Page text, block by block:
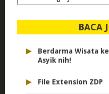
dipilih..
BACA
▸
Berdarma Wisata
Asyik nih!
▸ File Extension ZDP